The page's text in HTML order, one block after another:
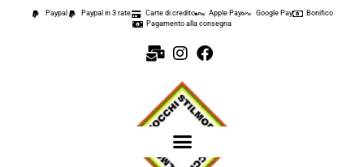
Paypal Paypal in 3 rate Carte di credito Apple Pay Google Pay
Bonifico
Pagamento alla consegna